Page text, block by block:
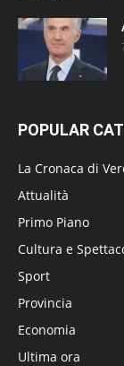
POPULAR
La Cronaca di
Attualità
Primo Piano
Cultura e
Sport
Provincia
Economia
Ultima ora